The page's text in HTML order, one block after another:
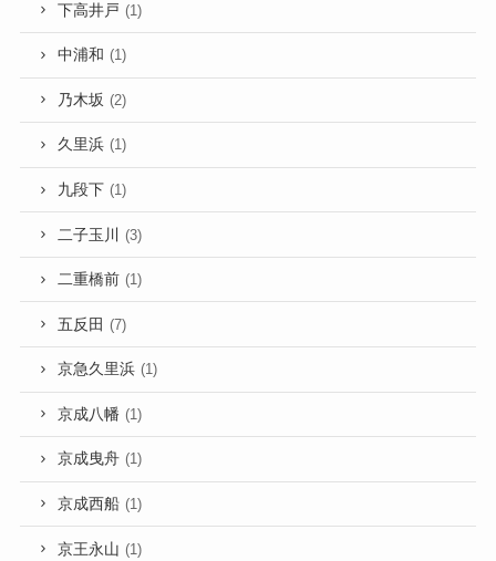
下高井戸 (1)
中浦和 (1)
乃木坂 (2)
久里浜 (1)
九段下 (1)
二子玉川 (3)
二重橋前 (1)
五反田 (7)
京急久里浜 (1)
京成八幡 (1)
京成曳舟 (1)
京成西船 (1)
京王永山 (1)